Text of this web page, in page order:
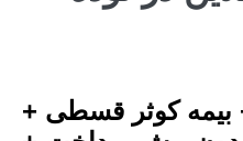
بیمه کوثر قسطی +